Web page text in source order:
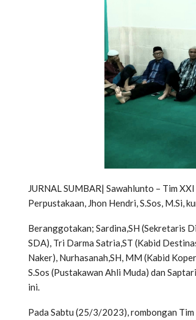
JURNAL SUMBAR| Sawahlunto – Tim
Perpustakaan, Jhon Hendri, S.Sos, M.Si,
Beranggotakan; Sardina,SH (Sekretaris
SDA), Tri Darma Satria,ST (Kabid
Naker), Nurhasanah,SH, MM (Kabid
S.Sos (Pustakawan Ahli Muda) dan
ini.
Pada Sabtu (25/3/2023), rombongan